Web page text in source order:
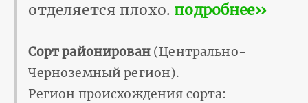
отделяется плохо. подробнее››
Сорт районирован(Центрально-
Черноземный регион).
Регион происхождения сорта: